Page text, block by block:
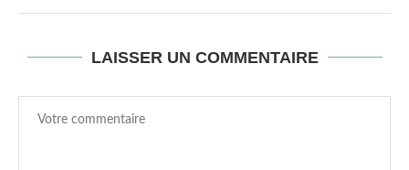
LAISSER UN COMMENTAIRE